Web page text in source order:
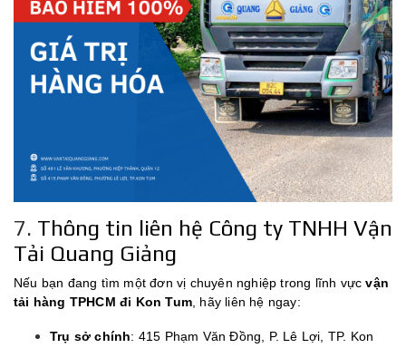
7. Thông tin liên hệ Công ty TNHH Vận
Tải Quang Giảng
Nếu bạn đang tìm một đơn vị chuyên nghiệp trong lĩnh vựcvận
tải hàng TPHCM đi Kon Tum, hãy liên hệ ngay:
Trụ sở chính: 415 Phạm Văn Đồng, P. Lê Lợi, TP. Kon